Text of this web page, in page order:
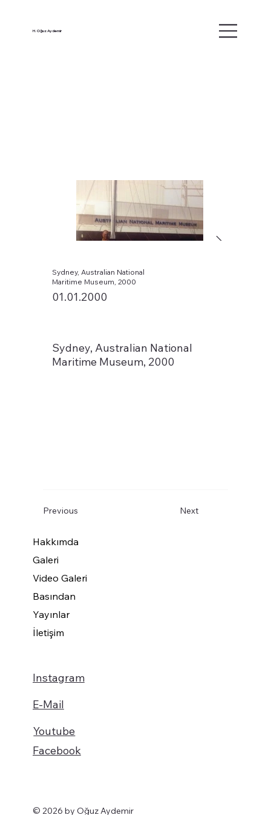
H. Oğuz Aydemir
Sydney, Australian National
Maritime Museum, 2000
01.01.2000
Sydney, Australian National
Maritime Museum, 2000
Previous Next
Hakkımda
Galeri
Video Galeri
Basından
Yayınlar
İletişim
Instagram
Facebook
Youtube
E-Mail
© 2026 by Oğuz Aydemir